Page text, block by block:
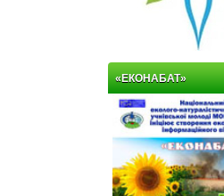
«ЕКОНАБАТ»